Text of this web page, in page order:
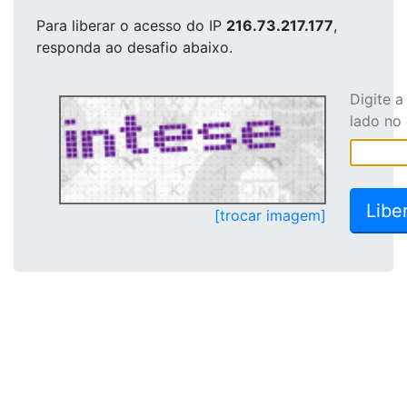
Para liberar o acesso do IP 216.73.217.177,
responda ao desafio abaixo.
[trocar imagem]
Digite
lado no